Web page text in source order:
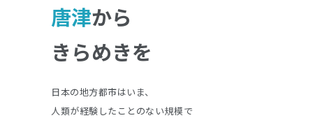
唐津から
きらめきを
日本の地方都市はいま、
人類が経験したことのない規模で